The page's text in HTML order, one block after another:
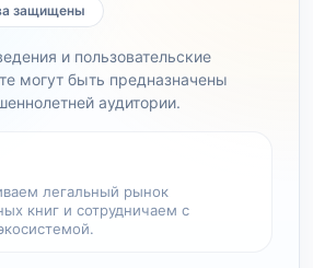
защищены
и пользовательские
могут быть предназначены
аудитории.
легальный рынок
книг и сотрудничаем с